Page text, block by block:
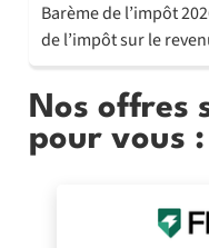
Barème de l’impôt
de l’impôt sur le
Nos offres
pour vous :